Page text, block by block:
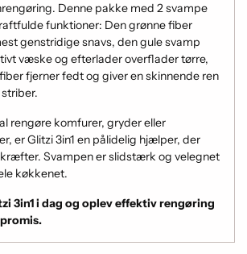
Denne pakke med 2 svampe
funktioner: Den grønne fiber
genstridige snavs, den gule svamp
væske og efterlader overflader tørre,
fjerner fedt og giver en skinnende ren
rengøre komfurer, gryder eller
er Glitzi 3in1 en pålidelig hjælper, der
Svampen er slidstærk og velegnet
køkkenet.
3in1 i dag og oplev effektiv rengøring